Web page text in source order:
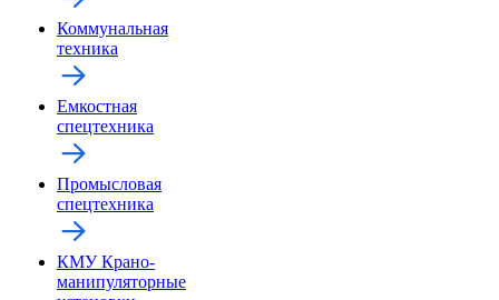
Коммунальная
техника
Емкостная
спецтехника
Промысловая
спецтехника
КМУ Крано-
манипуляторные